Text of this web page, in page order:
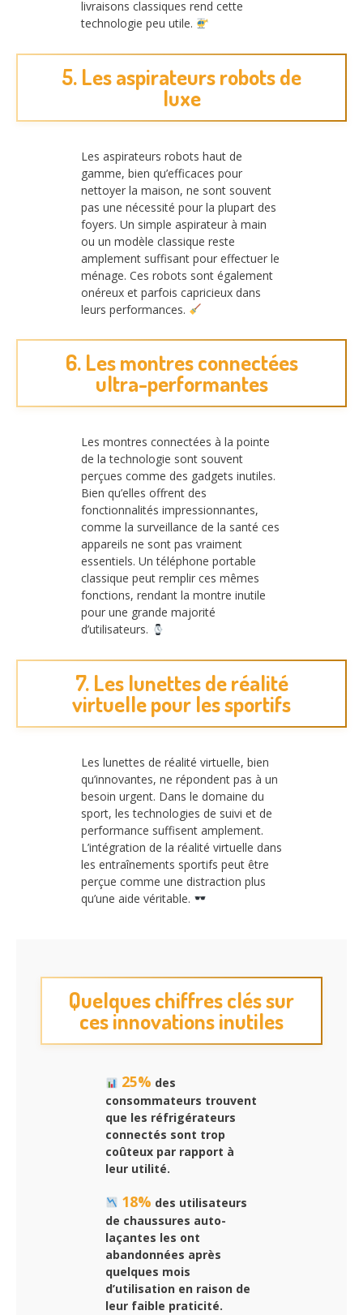
livraisons classiques rend cette
technologie peu utile.
5. Les aspirateurs robots de
luxe
Les aspirateurs robots haut de
gamme, bien qu’efficaces pour
nettoyer la maison, ne sont souvent
pas une nécessité pour la plupart des
foyers. Un simple aspirateur à main
ou un modèle classique reste
amplement suffisant pour effectuer le
ménage. Ces robots sont également
onéreux et parfois capricieux dans
leurs performances.
6. Les montres connectées
ultra-performantes
Les montres connectées à la pointe
de la technologie sont souvent
perçues comme des gadgets inutiles.
Bien qu’elles offrent des
fonctionnalités impressionnantes,
comme la surveillance de la santé ces
appareils ne sont pas vraiment
essentiels. Un téléphone portable
classique peut remplir ces mêmes
fonctions, rendant la montre inutile
pour une grande majorité
d’utilisateurs.
7. Les lunettes de réalité
virtuelle pour les sportifs
Les lunettes de réalité virtuelle, bien
qu’innovantes, ne répondent pas à un
besoin urgent. Dans le domaine du
sport, les technologies de suivi et de
performance suffisent amplement.
L’intégration de la réalité virtuelle dans
les entraînements sportifs peut être
perçue comme une distraction plus
qu’une aide véritable.
Quelques chiffres clés sur
ces innovations inutiles
25% des
consommateurs trouvent
que les réfrigérateurs
connectés sont trop
coûteux par rapport à
leur utilité.
18% des utilisateurs
de chaussures auto-
laçantes les ont
abandonnées après
quelques mois
d’utilisation en raison de
leur faible praticité.